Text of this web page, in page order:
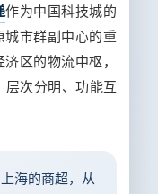
作为中国科技城的
城市群副中心的重
区的物流中枢，
次分明、功能互
海的商超，从